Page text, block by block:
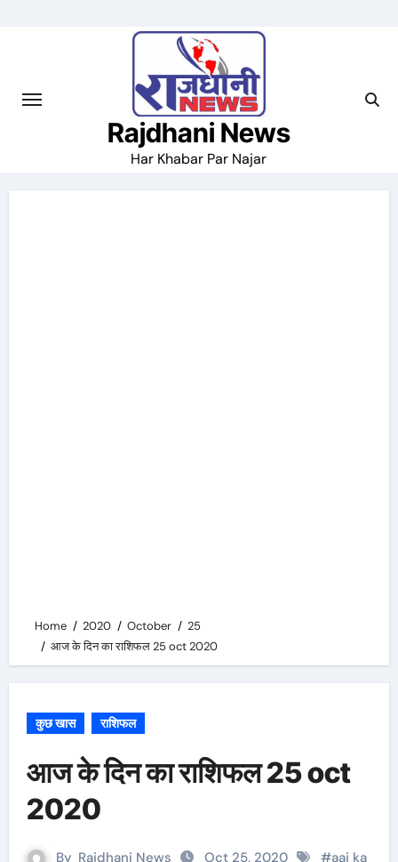
Rajdhani News
Har Khabar Par Najar
Home 2020 October
25
आज के दिन का राशिफल 25 oct 2020
कुछ खास राशिफल
आज के दिन का राशिफल 25 oct
2020
By Rajdhani News Oct 25, 2020 #aaj ka